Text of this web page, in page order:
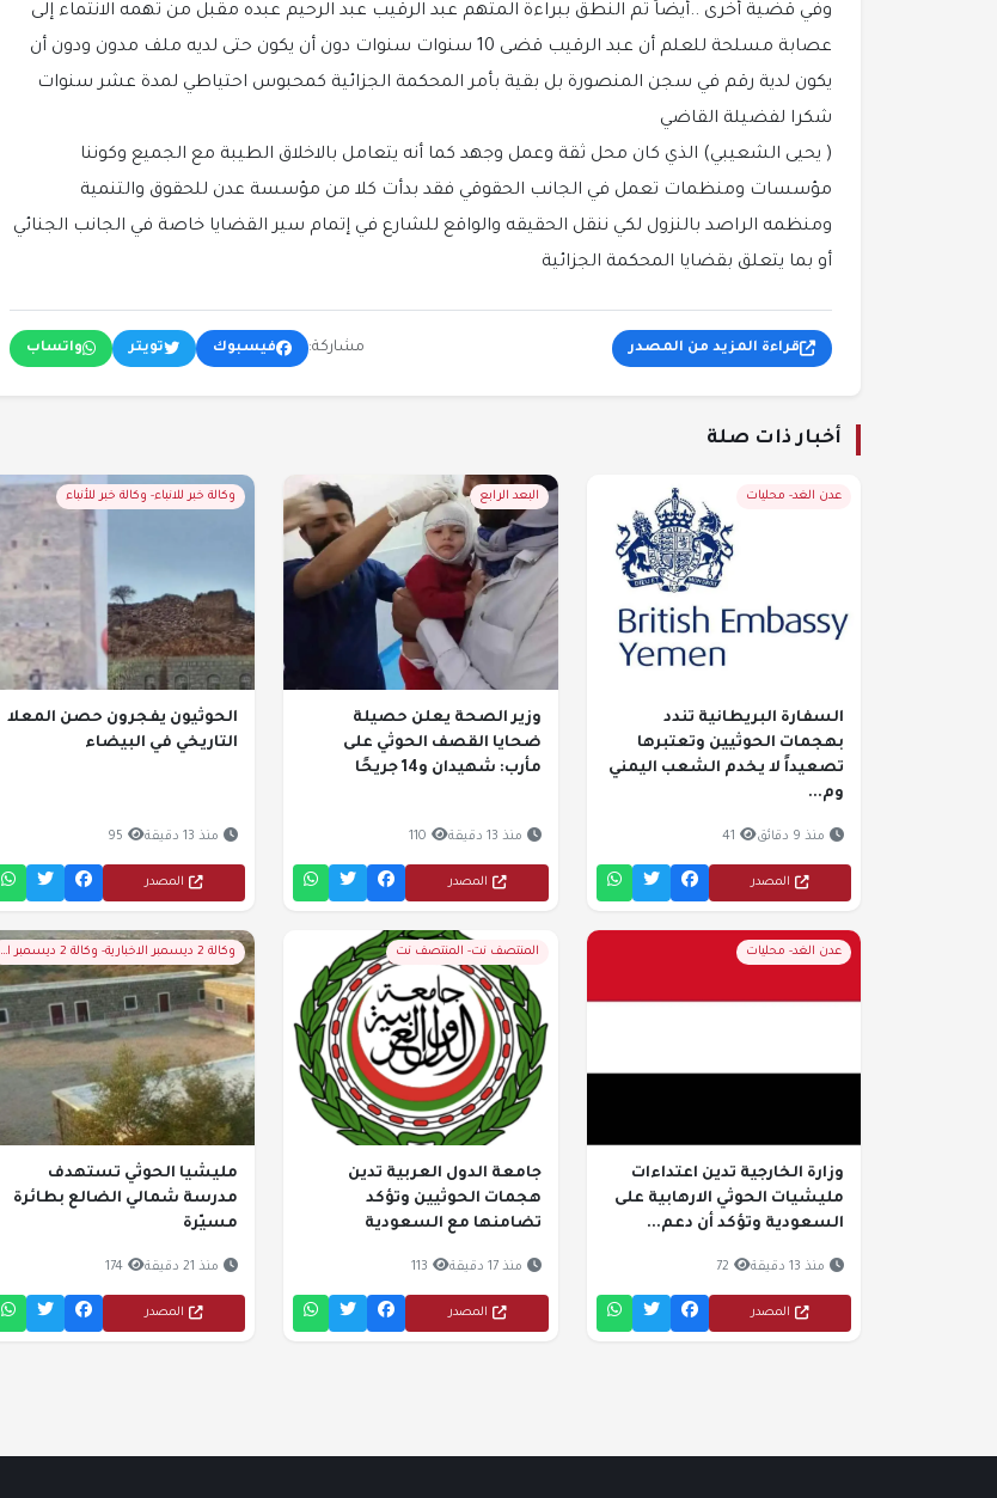
وفي قضية أخرى ..أيضاً تم النطق ببراءة المتهم عبد الرقيب عبد الرحيم عبده مقبل من تهمه الانتماء إلى
عصابة مسلحة للعلم أن عبد الرقيب قضى 10 سنوات سنوات دون أن يكون حتى لديه ملف مدون ودون أن
يكون لدية رقم في سجن المنصورة بل بقية بأمر المحكمة الجزائية كمحبوس احتياطي لمدة عشر سنوات
شكرا لفضيلة القاضي
( يحيى الشعيبي) الذي كان محل ثقة وعمل وجهد كما أنه يتعامل بالاخلاق الطيبة مع الجميع وكوننا
مؤسسات ومنظمات تعمل في الجانب الحقوقي فقد بدأت كلا من مؤسسة عدن للحقوق والتنمية
ومنظمه الراصد بالنزول لكي ننقل الحقيقه والواقع للشارع في إتمام سير القضايا خاصة في الجانب الجنائي
أو بما يتعلق بقضايا المحكمة الجزائية
قراءة المزيد من المصدر مشاركة: فيسبوك تويتر واتساب
أخبار ذات صلة
عدن الغد- محليات
السفارة البريطانية تندد
بهجمات الحوثيين وتعتبرها
تصعيداً لا يخدم الشعب اليمني
وم...
منذ 9 دقائق 41
المصدر
البعد الرابع
وزير الصحة يعلن حصيلة
ضحايا القصف الحوثي على
مأرب: شهيدان و14 جريحًا
منذ 13 دقيقة 110
المصدر
وكالة خبر للانباء- وكالة خبر للأنباء
الحوثيون يفجرون حصن المعلا
التاريخي في البيضاء
منذ 13 دقيقة 95
المصدر
عدن الغد- محليات
وزارة الخارجية تدين اعتداءات
مليشيات الحوثي الارهابية على
السعودية وتؤكد أن دعم...
منذ 13 دقيقة 72
المصدر
المنتصف نت- المنتصف نت
جامعة الدول العربية تدين
هجمات الحوثيين وتؤكد
تضامنها مع السعودية
منذ 17 دقيقة 113
المصدر
وكالة 2 ديسمبر الاخبارية- وكالة 2 ديسمبر الاخبارية - اخبار وتقارير
مليشيا الحوثي تستهدف
مدرسة شمالي الضالع بطائرة
مسيّرة
منذ 21 دقيقة 174
المصدر